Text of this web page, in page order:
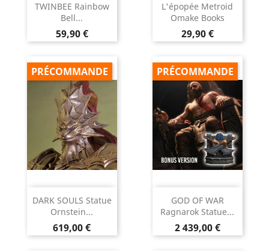
TWINBEE Rainbow
Bell...
Prix
59,90 €
L'épopée Metroid
Omake Books
Prix
29,90 €
DARK SOULS Statue
Ornstein...
Prix
619,00 €
PRÉCOMMANDE
GOD OF WAR
Ragnarok Statue...
Prix
2 439,00 €
PRÉCOMMANDE